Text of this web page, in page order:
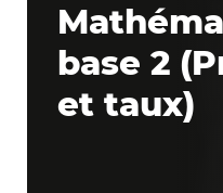
base 2
et taux)